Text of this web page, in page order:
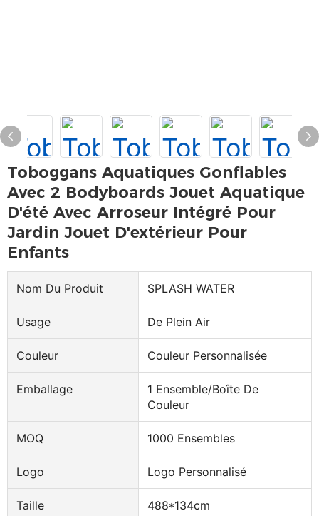
Toboggans Aquatiques Gonflables
Avec 2 Bodyboards Jouet Aquatique
D'été Avec Arroseur Intégré Pour
Jardin Jouet D'extérieur Pour
Enfants
Nom Du Produit SPLASH WATER
Usage De Plein Air
Couleur Couleur Personnalisée
Emballage
1 Ensemble/boîte De
Couleur
MOQ 1000 Ensembles
Logo Logo Personnalisé
Taille 488*134cm